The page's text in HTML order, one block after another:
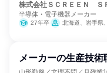
株式会社ＳＣＲＥＥＮ Ｓ
半導体・電子機器メーカー
27年卒 北海道、岩手県、宮城県、山形県、東京都、富山県、三重
メーカーの生産技術